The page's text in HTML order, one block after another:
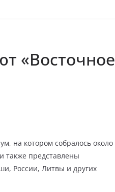
«Восточное
на котором собралось около
также представлены
России, Литвы и других